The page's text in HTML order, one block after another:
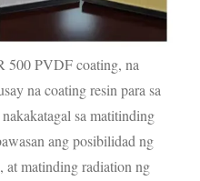
PVDF coating, na
na coating resin para sa
sa matitinding
ang posibilidad ng
at matinding radiation ng